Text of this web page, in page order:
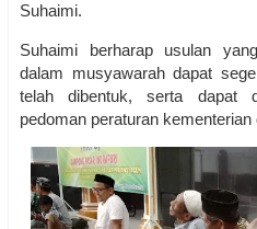
Suhaimi.
Suhaimi berharap usulan
dalam musyawarah dapat
telah dibentuk, serta dapat
pedoman peraturan kementerian